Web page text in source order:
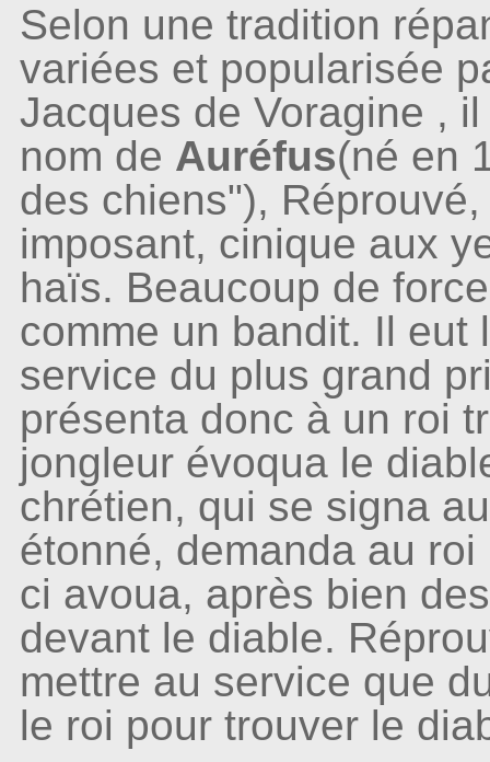
Selon une tradition
variées et popularisée
Jacques de Voragine ,
nom de Auréfus(né en
des chiens"),
imposant, cinique aux
haïs. Beaucoup de
comme un bandit. Il eut
service du plus grand
présenta donc à un roi
jongleur évoqua le
chrétien, qui se signa
étonné, demanda au
ci avoua, après bien
devant le diable.
mettre au service que
le roi pour trouver le